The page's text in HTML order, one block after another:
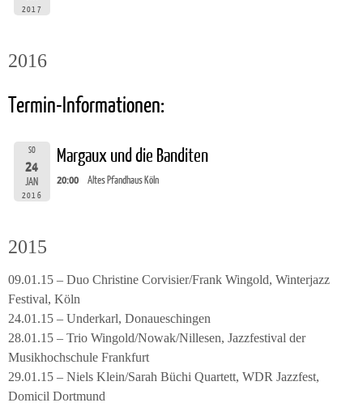
2017
2016
Termin-Informationen:
SO
24
JAN
2016
Margaux und die Banditen
20:00 Altes Pfandhaus Köln
2015
09.01.15 – Duo Christine Corvisier/Frank Wingold, Winterjazz
Festival, Köln
24.01.15 – Underkarl, Donaueschingen
28.01.15 – Trio Wingold/Nowak/Nillesen, Jazzfestival der
Musikhochschule Frankfurt
29.01.15 – Niels Klein/Sarah Büchi Quartett, WDR Jazzfest,
Domicil Dortmund